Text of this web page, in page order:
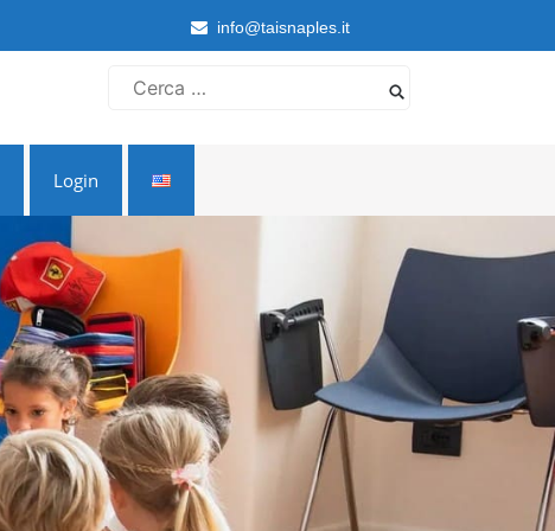
info@taisnaples.it
Login